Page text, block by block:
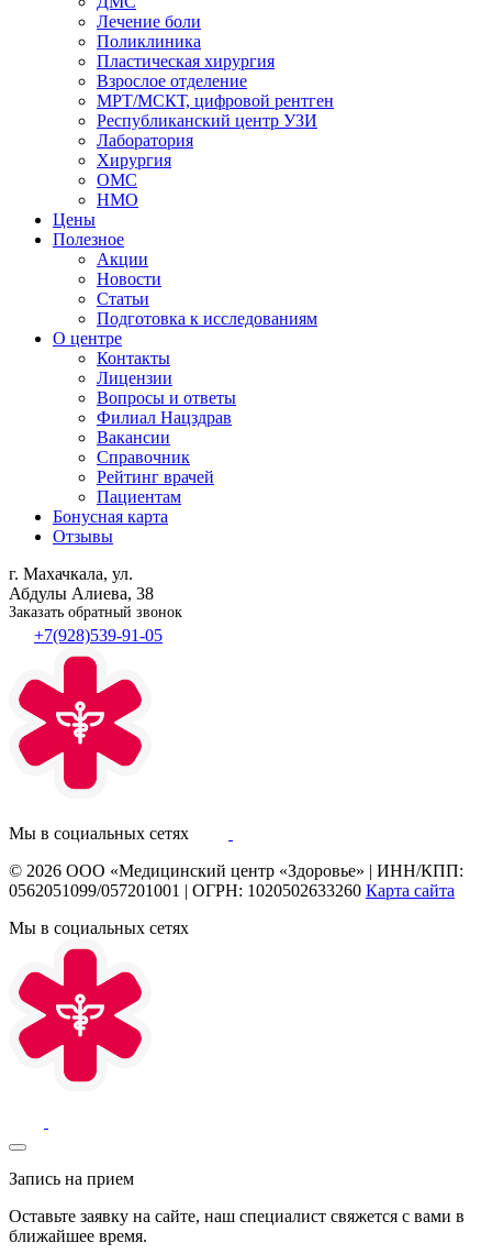
Лечение боли
Поликлиника
Пластическая хирургия
Взрослое отделение
МРТ/МСКТ, цифровой рентген
Республиканский центр УЗИ
Лаборатория
Хирургия
ОМС
НМО
Цены
Полезное
Акции
Новости
Статьи
Подготовка к исследованиям
О центре
Контакты
Лицензии
Вопросы и ответы
Филиал Нацздрав
Вакансии
Справочник
Рейтинг врачей
Пациентам
Бонусная карта
Отзывы
г. Махачкала, ул.
Абдулы Алиева, 38
Заказать обратный звонок
+7(928)539-91-05
Мы в социальных сетях
© 2026 ООО «Медицинский центр «Здоровье» | ИНН/КПП:
0562051099/057201001 | ОГРН: 1020502633260 Карта сайта
Мы в социальных сетях
Запись на прием
Оставьте заявку на сайте, наш специалист свяжется с вами в
ближайшее время.